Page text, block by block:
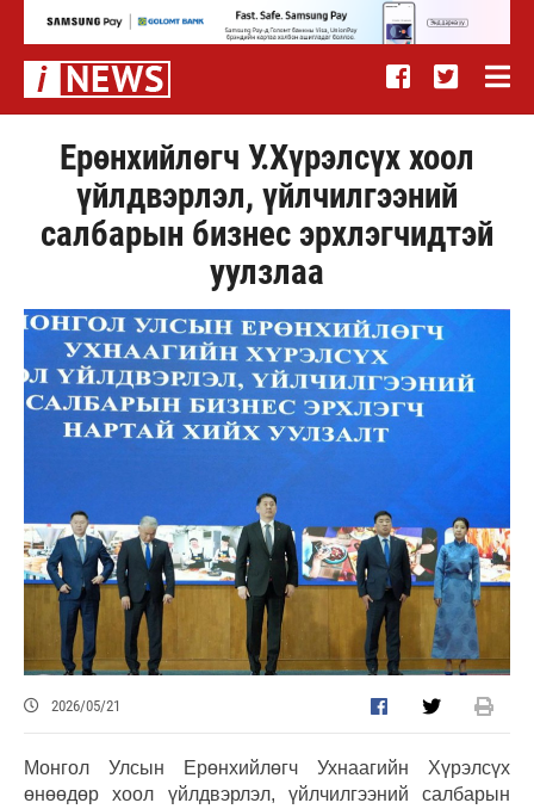
Ерөнхийлөгч У.Хүрэлсүх хоол
үйлдвэрлэл, үйлчилгээний
салбарын бизнес эрхлэгчидтэй
уулзлаа
2026/05/21
Mонгол Улсын Ерөнхийлөгч Ухнаагийн Хүрэлсүх
өнөөдөр хоол үйлдвэрлэл, үйлчилгээний салбарын